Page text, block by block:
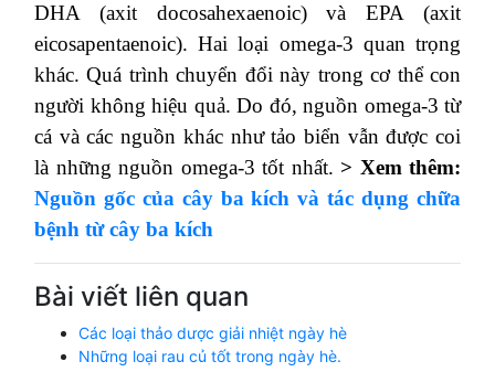
DHA (axit docosahexaenoic) và EPA (axit
eicosapentaenoic). Hai loại omega-3 quan trọng
khác. Quá trình chuyển đổi này trong cơ thể con
người không hiệu quả. Do đó, nguồn omega-3 từ
cá và các nguồn khác như tảo biển vẫn được coi
là những nguồn omega-3 tốt nhất. > Xem thêm:
Nguồn gốc của cây ba kích và tác dụng chữa
bệnh từ cây ba kích
Bài viết liên quan
Các loại thảo dược giải nhiệt ngày hè
Những loại rau củ tốt trong ngày hè.